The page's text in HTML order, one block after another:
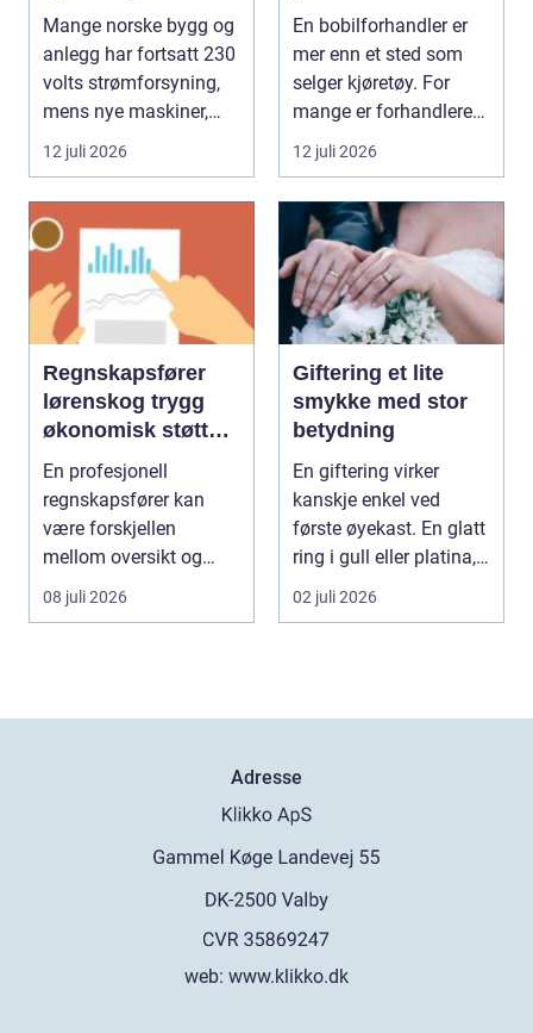
moderne utstyr
Mange norske bygg og
anlegg har fortsatt 230
volts strømforsyning,
mens nye maskiner,
pumper, kompre...
12 juli 2026
feriedrømmen
En bobilforhandler er
mer enn et sted som
selger kjøretøy. For
mange er forhandleren
en langsiktig s...
12 juli 2026
Regnskapsfører
lørenskog trygg
økonomisk støtte i
hverdagen
En profesjonell
regnskapsfører kan
være forskjellen
mellom oversikt og
kaos i bedriftens
økonomi. Fo...
08 juli 2026
Giftering et lite
smykke med stor
betydning
En giftering virker
kanskje enkel ved
første øyekast. En glatt
ring i gull eller platina,
som sjelde...
02 juli 2026
Adresse
web: www.klikko.dk